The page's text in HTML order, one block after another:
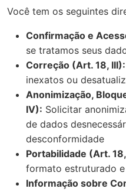
Você tem os seguintes
Confirmação e
se tratamos seus
Correção (Art. 18, III):
inexatos ou
Anonimização,
IV): Solicitar
de dados
desconformidade
Portabilidade (Art.
formato estruturado
Informação sobre